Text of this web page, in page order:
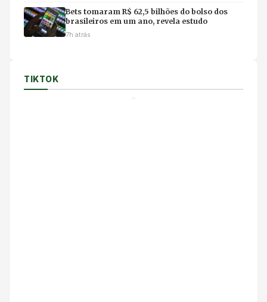
Bets tomaram R$ 62,5 bilhões do bolso dos
brasileiros em um ano, revela estudo
7h atrás
TIKTOK